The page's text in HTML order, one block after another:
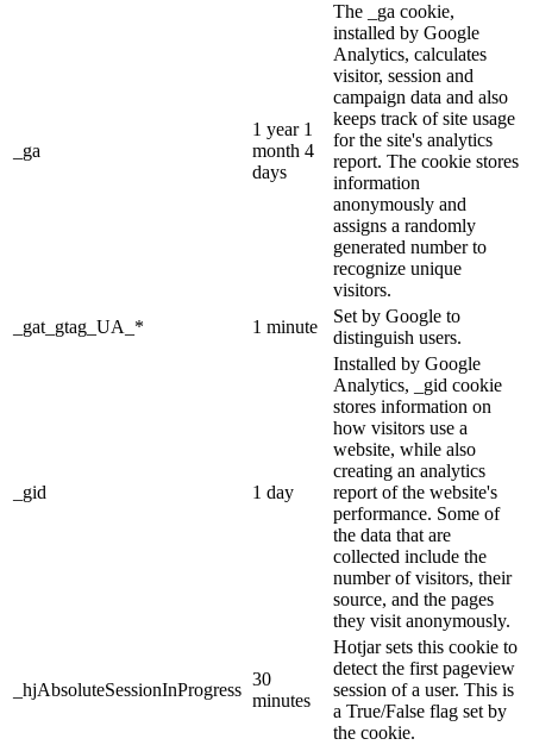
_ga
1 year 1
month 4
days
The _ga cookie,
installed by Google
Analytics, calculates
visitor, session and
campaign data and also
keeps track of site usage
for the site's analytics
report. The cookie stores
information
anonymously and
assigns a randomly
generated number to
recognize unique
visitors.
_gat_gtag_UA_*
1 minute
Set by Google to
distinguish users.
_gid 1 day
Installed by Google
Analytics, _gid cookie
stores information on
how visitors use a
website, while also
creating an analytics
report of the website's
performance. Some of
the data that are
collected include the
number of visitors, their
source, and the pages
they visit anonymously.
_hjAbsoluteSessionInProgress
30
minutes
Hotjar sets this cookie to
detect the first pageview
session of a user. This is
a True/False flag set by
the cookie.